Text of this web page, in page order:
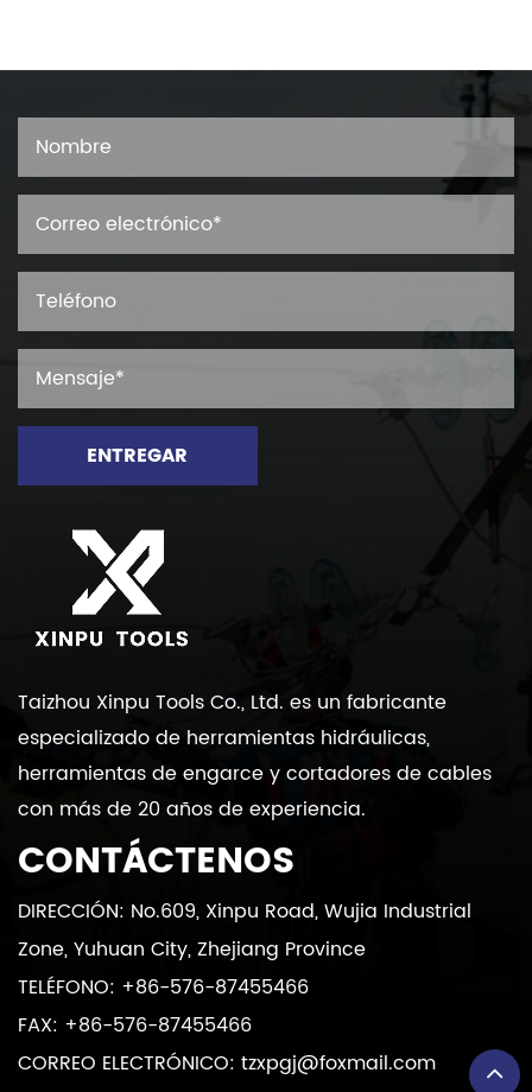
ENTREGAR
Taizhou Xinpu Tools Co., Ltd. es un fabricante
especializado de herramientas hidráulicas,
herramientas de engarce y cortadores de cables
con más de 20 años de experiencia.
CONTÁCTENOS
DIRECCIÓN: No.609, Xinpu Road, Wujia Industrial
Zone, Yuhuan City, Zhejiang Province
TELÉFONO: +86-576-87455466
FAX: +86-576-87455466
CORREO ELECTRÓNICO: tzxpgj@foxmail.com